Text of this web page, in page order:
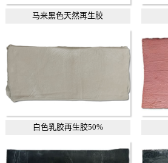
马来黑色天然再生胶
白色乳胶再生胶50%